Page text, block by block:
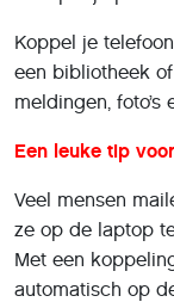
Koppel je
een bibliotheek
meldingen, foto’s
Een leuke tip
Veel mensen
ze op de laptop
Met een
automatisch op